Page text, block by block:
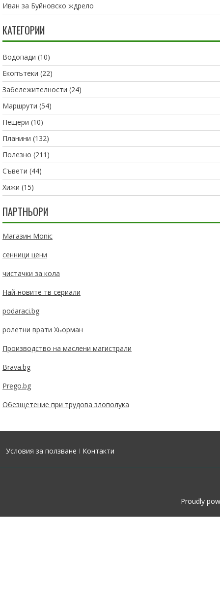
Иван за Буйновско ждрело
КАТЕГОРИИ
Водопади (10)
Екопътеки (22)
Забележителности (24)
Маршрути (54)
Пещери (10)
Планини (132)
Полезно (211)
Съвети (44)
Хижи (15)
ПАРТНЬОРИ
Магазин Monic
сенници цени
чистачки за кола
Най-новите тв сериали
podaraci.bg
ролетни врати Хьорман
Производство на маслени магистрали
Brava.bg
Prego.bg
Обезщетение при трудова злополука
Условия за ползване I Контакти
Proudly